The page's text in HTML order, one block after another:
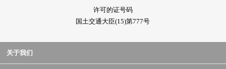
许可的证号码
国土交通大臣(15)第777号
关于我们